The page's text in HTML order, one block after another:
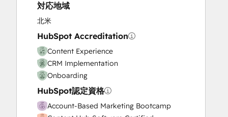
Social Media
Video Production
Website Development
Website Migration
対応地域
北米
HubSpot Accreditation
Content Experience
CRM Implementation
Onboarding
HubSpot認定資格
Account-Based Marketing Bootcamp